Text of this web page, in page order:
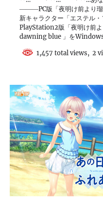
―――PC版「夜明け前より瑠
新キャラクター「エステル
PlayStation2版「夜明け前
dawning blue 」を
1,457 total views, 2